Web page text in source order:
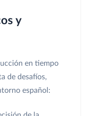
y
en tiempo
de desafíos,
español: